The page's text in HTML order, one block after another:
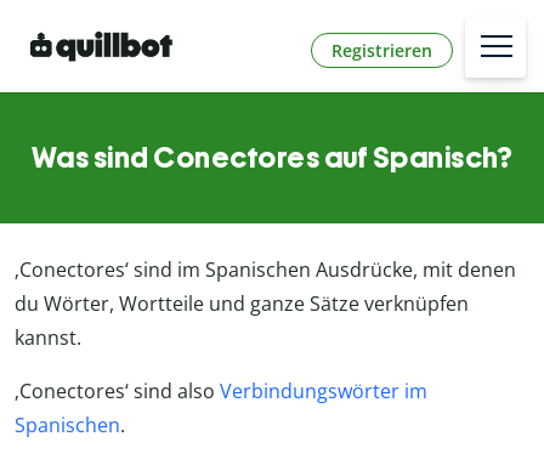
Registrieren
Was sind Conectores auf Spanisch?
‚Conectores‘ sind im Spanischen Ausdrücke, mit denen
du Wörter, Wortteile und ganze Sätze verknüpfen
kannst.
‚Conectores‘ sind also Verbindungswörter im
Spanischen.